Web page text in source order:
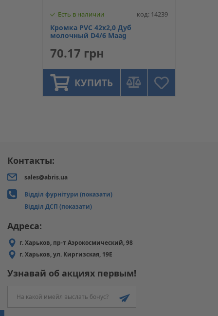
Есть в наличии код: 14239
Кромка PVC 42х2,0 Дуб
молочный D4/6 Maag
70.17 грн
КУПИТЬ
Контакты:
sales@abris.ua
Відділ фурнітури (показати)
Відділ ДСП (показати)
Адреса:
г. Харьков, пр-т Аэрокосмический, 98
г. Харьков, ул. Киргизская, 19Е
Узнавай об акциях первым!